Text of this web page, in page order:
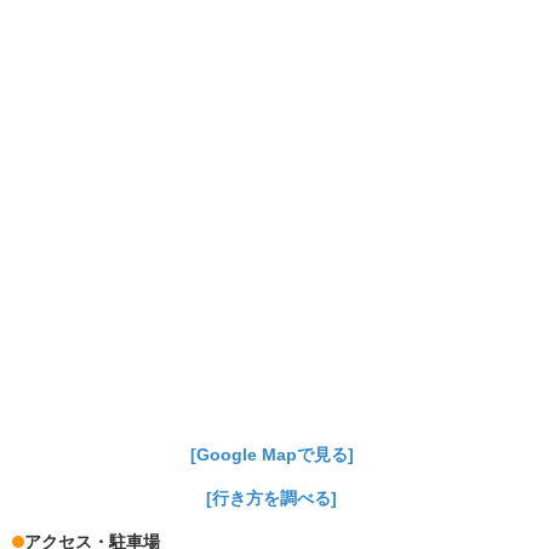
[Google Mapで見る]
[行き方を調べる]
アクセス・駐車場